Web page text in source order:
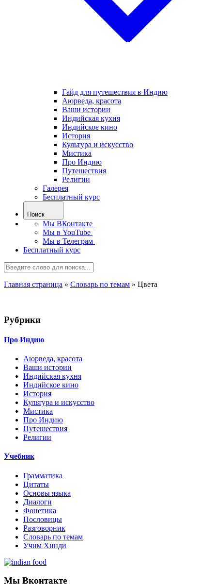
Гайд для путешествия в Индию
Аюрведа, красота
Ваши истории
Индийская кухня
Индийское кино
История
Культура и искусство
Мистика
Про Индию
Путешествия
Религии
Галерея
Бесплатный курс
Поиск
Мы ВКонтакте
Мы в YouTube
Мы в Телеграм
Бесплатный курс
Главная страница » Словарь по темам » Цвета
Рубрики
Про Индию
Аюрведа, красота
Ваши истории
Индийская кухня
Индийское кино
История
Культура и искусство
Мистика
Про Индию
Путешествия
Религии
Учебник
Грамматика
Цитаты
Основы языка
Диалоги
Фонетика
Пословицы
Разговорник
Словарь по темам
Учим Хинди
Мы Вконтакте